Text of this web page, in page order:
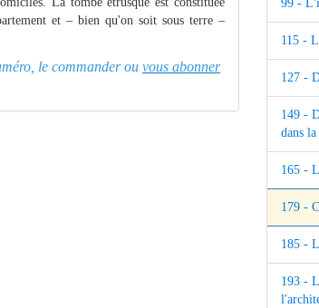
et – bien qu'on soit sous terre –
le commander ou vous abonner
99 -
115 -
127 -
149 -
dans
165 -
179 -
185 -
193 -